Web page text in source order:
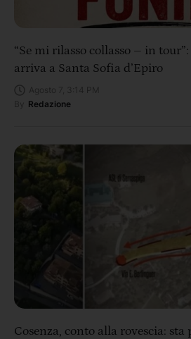
“Se mi rilasso collasso – in
arriva a Santa Sofia d’Epiro
Redazione
Cosenza, conto alla rovescia: